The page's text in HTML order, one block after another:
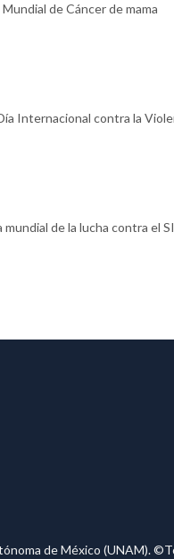
de Cáncer de mama
Internacional contra la
mundial de la lucha contra el
de México (UNAM).